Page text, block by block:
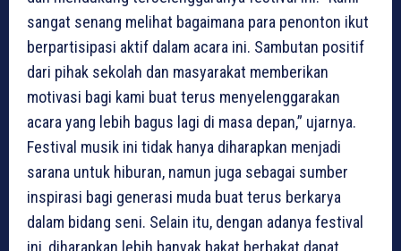
sangat senang melihat bagaimana para penonton ikut
berpartisipasi aktif dalam acara ini. Sambutan positif
dari pihak sekolah dan masyarakat memberikan
motivasi bagi kami buat terus menyelenggarakan
acara yang lebih bagus lagi di masa depan,” ujarnya.
Festival musik ini tidak hanya diharapkan menjadi
sarana untuk hiburan, namun juga sebagai sumber
inspirasi bagi generasi muda buat terus berkarya
dalam bidang seni. Selain itu, dengan adanya festival
ini, diharapkan lebih banyak bakat berbakat dapat